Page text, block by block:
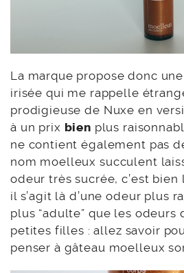
La marque propose donc
irisée qui me rappelle
prodigieuse de Nuxe en
à un prix bien plus
ne contient également pas
nom moelleux succulent
odeur très sucrée, c’est bien
il s’agit là d’une odeur plus
plus “adulte” que les odeurs
petites filles : allez savoir
penser à gâteau moelleux